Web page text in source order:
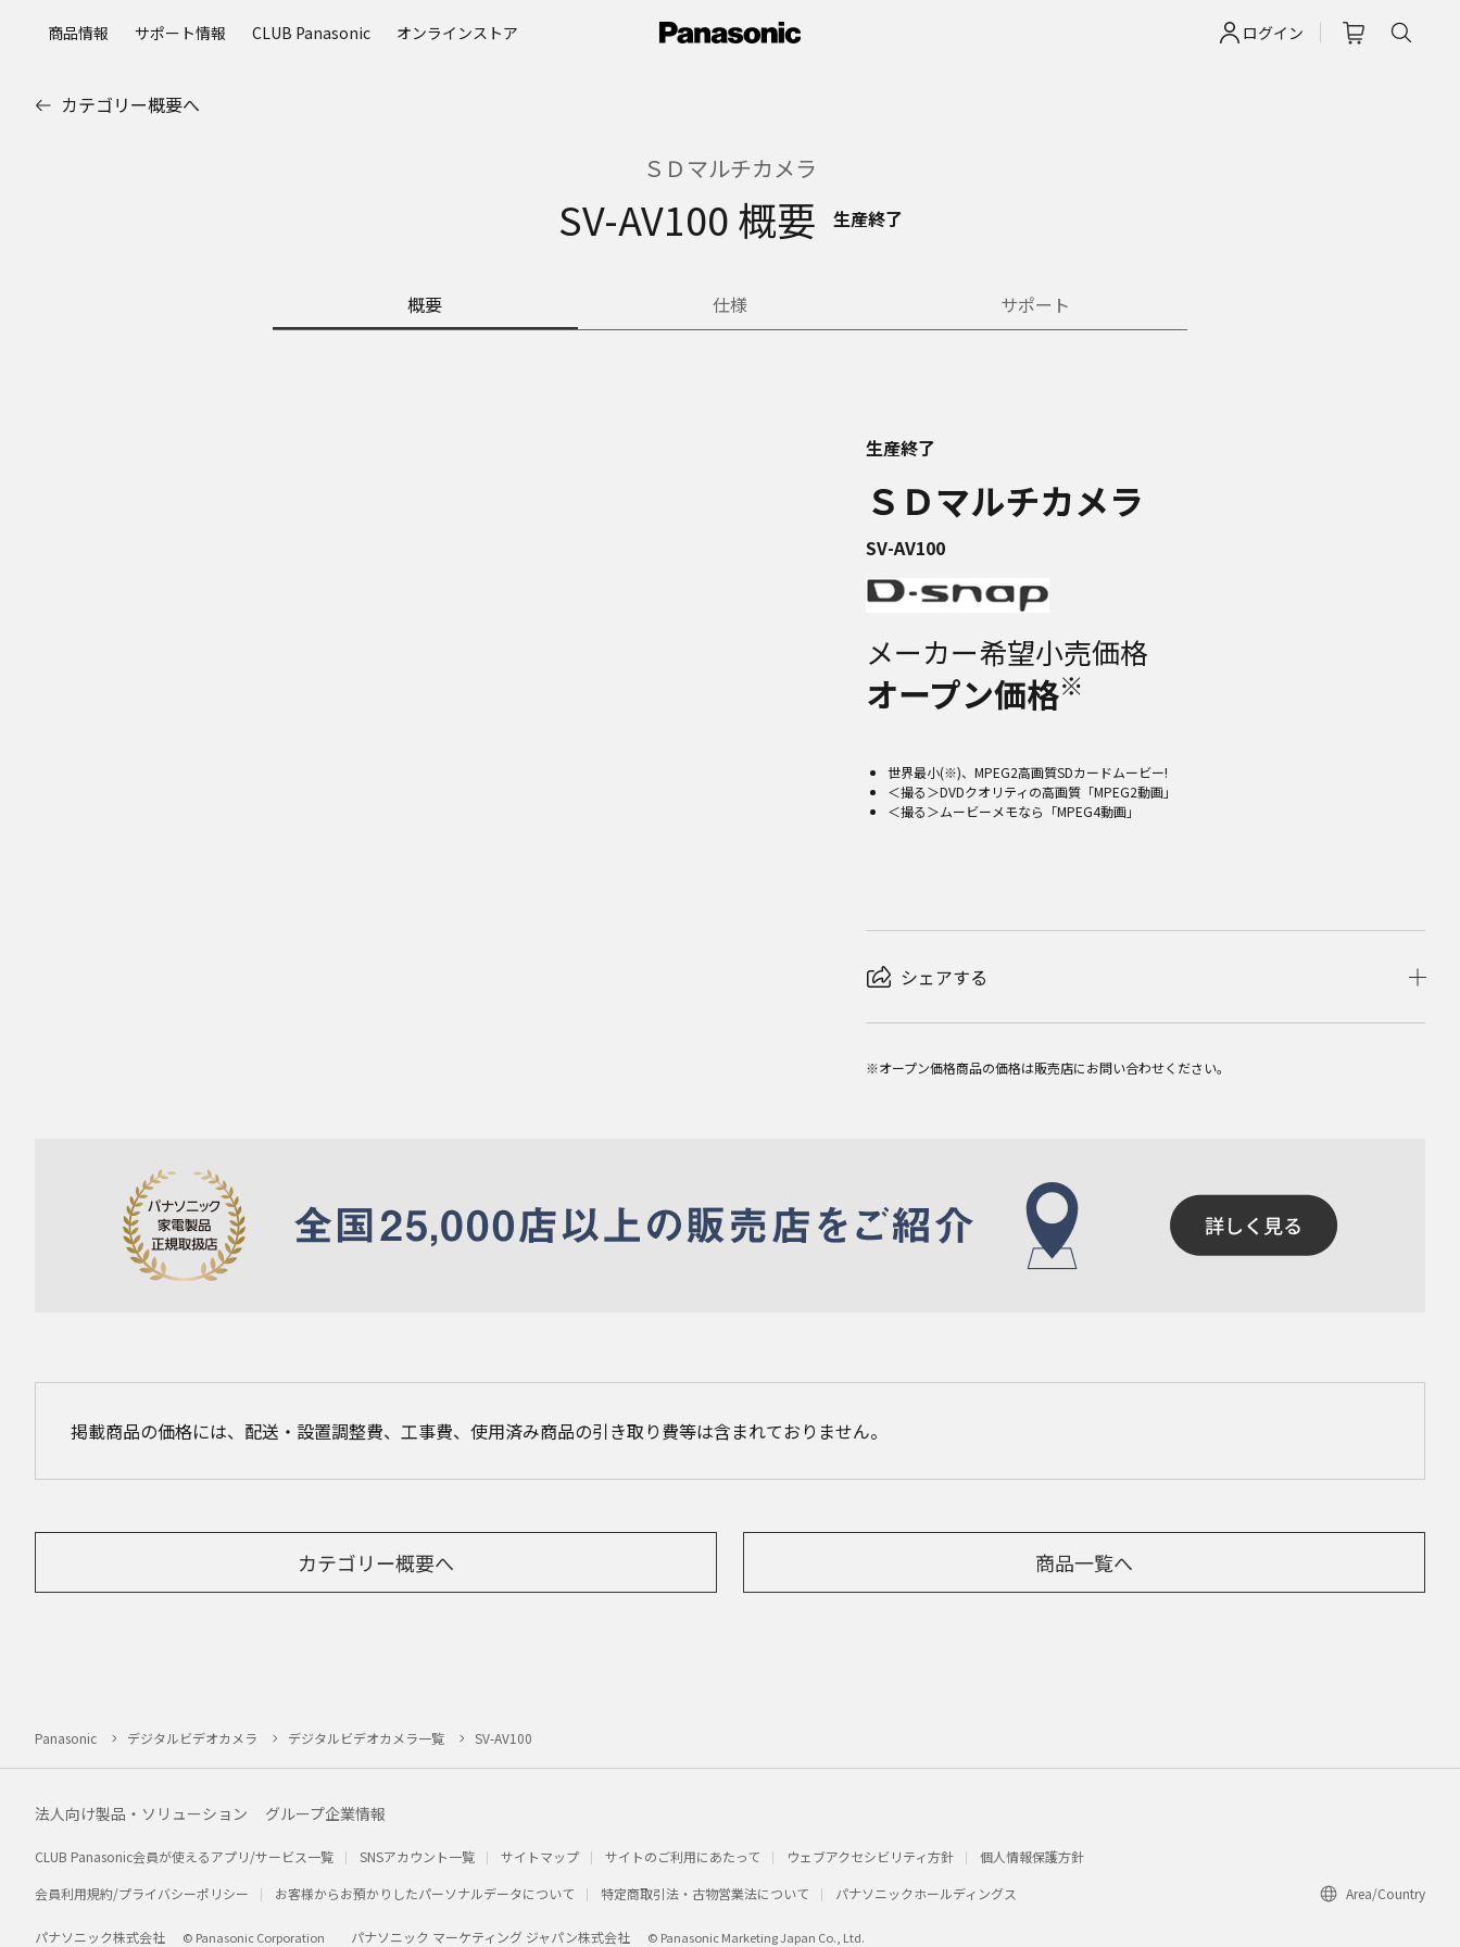
ログイン
商品情報 サポート情報 CLUB Panasonic オンラインストア
カテゴリー概要へ
ＳＤマルチカメラ
SV-AV100 概要 生産終了
概要 仕様 サポート
生産終了
ＳＤマルチカメラ
SV-AV100
メーカー希望小売価格
オープン価格※
世界最小(※)、MPEG2高画質SDカードムービー!
＜撮る＞DVDクオリティの高画質「MPEG2動画」
＜撮る＞ムービーメモなら「MPEG4動画」
シェアする
※オープン価格商品の価格は販売店にお問い合わせください。
掲載商品の価格には、配送・設置調整費、工事費、使用済み商品の引き取り費等は含まれておりません。
カテゴリー概要へ 商品一覧へ
Panasonic デジタルビデオカメラ デジタルビデオカメラ一覧 SV-AV100
法人向け製品・ソリューション グループ企業情報
CLUB Panasonic会員が使えるアプリ/サービス一覧 SNSアカウント一覧 サイトマップ サイトのご利用にあたって ウェブアクセシビリティ方針
個人情報保護方針
会員利用規約/プライバシーポリシー
お客様からお預かりしたパーソナルデータについて 特定商取引法・古物営業法について パナソニックホールディングス Area/Country
パナソニック株式会社 © Panasonic Corporation パナソニック マーケティング ジャパン株式会社 © Panasonic Marketing Japan Co., Ltd.